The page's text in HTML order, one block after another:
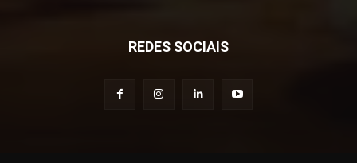
REDES SOCIAIS